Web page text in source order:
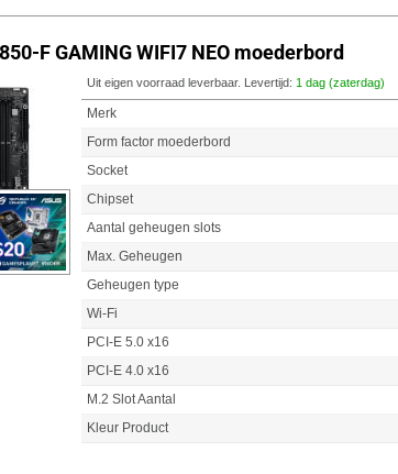
F GAMING WIFI7 NEO moederbord
Uit eigen voorraad leverbaar. Levertijd: 1 dag (zaterdag)
Merk
Form factor moederbord
Socket
Chipset
Aantal geheugen slots
Max. Geheugen
Geheugen type
Wi-Fi
PCI-E 5.0 x16
PCI-E 4.0 x16
M.2 Slot Aantal
Kleur Product